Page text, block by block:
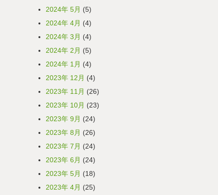
2024年 5月 (5)
2024年 4月 (4)
2024年 3月 (4)
2024年 2月 (5)
2024年 1月 (4)
2023年 12月 (4)
2023年 11月 (26)
2023年 10月 (23)
2023年 9月 (24)
2023年 8月 (26)
2023年 7月 (24)
2023年 6月 (24)
2023年 5月 (18)
2023年 4月 (25)